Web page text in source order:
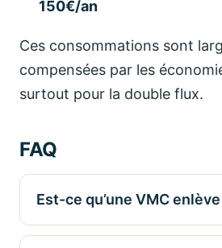
150€/an
Ces consommations sont
compensées par les
surtout pour la double flux.
FAQ
Est-ce qu’une VMC